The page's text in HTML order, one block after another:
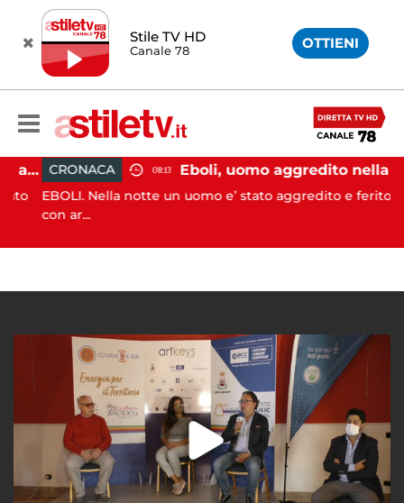
Stile TV HD
Canale 78 OTTIENI
Pontecagnano, incidente in autostrada: 5 giovani feriti CRONACA 08:13 Eboli, uomo aggredito nella notte: indagini in corso
EBOLI. Nella notte un uomo e’ stato aggredito e ferito
con ar...